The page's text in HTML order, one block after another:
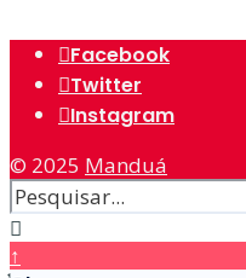
Facebook
Twitter
Instagram
© 2025 Manduá
↑